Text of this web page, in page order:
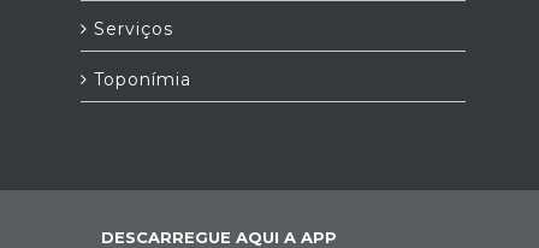
Serviços
Toponímia
DESCARREGUE AQUI A APP